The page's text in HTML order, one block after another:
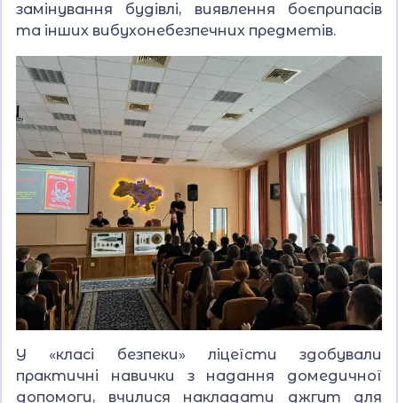
замінування будівлі, виявлення боєприпасів
та інших вибухонебезпечних предметів.
У «класі безпеки» ліцеїсти здобували
практичні навички з надання домедичної
допомоги, вчилися накладати джгут для